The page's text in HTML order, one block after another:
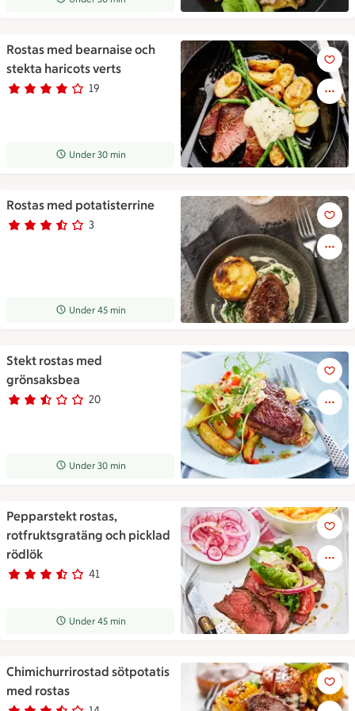
Rostas med bearnaise och
stekta haricots verts
Betyg 4 av 5.
19
19 personer har röstat
Receptet tar Under 30 min att tillaga
Under 30 min
Rostas med bearnaise och
Rostas med potatisterrine
Betyg 3.7 av 5. 3
3 personer har röstat
Receptet tar Under 45 min att tillaga
Under 45 min
Rostas med potatisterrine
Stekt rostas med
grönsaksbea
Betyg 2.7 av 5. 20
20 personer har röstat
Receptet tar Under 30 min att tillaga
Under 30 min
Stekt rostas med grönsaksbea
Pepparstekt rostas,
rotfruktsgratäng och picklad
rödlök
Betyg 3.5 av 5. 41
41 personer har röstat
Receptet tar Under 45 min att tillaga
Under 45 min
Pepparstekt rostas,
Chimichurrirostad sötpotatis
med rostas
Chimichurrirostad sötpotatis